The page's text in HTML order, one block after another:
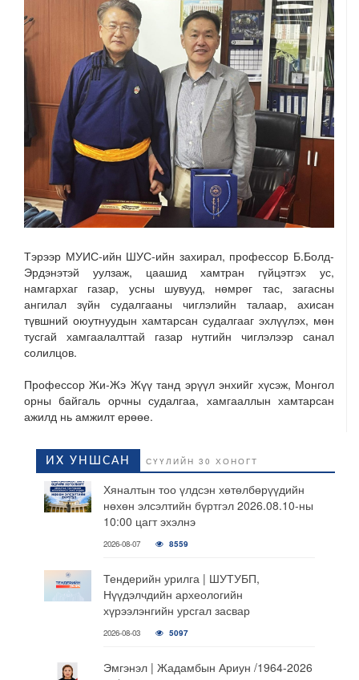
Тэрээр МУИС-ийн ШУС-ийн захирал, профессор Б.Болд-
Эрдэнэтэй уулзаж, цаашид хамтран гүйцэтгэх ус,
намгархаг газар, усны шувууд, нөмрөг тас, загасны
ангилал зүйн судалгааны чиглэлийн талаар, ахисан
түвшний оюутнуудын хамтарсан судалгааг эхлүүлэх, мөн
тусгай хамгаалалттай газар нутгийн чиглэлээр санал
солилцов.
Профессор Жи-Жэ Жүү танд эрүүл энхийг хүсэж, Монгол
орны байгаль орчны судалгаа, хамгааллын хамтарсан
ажилд нь амжилт ерөөе.
ИХ УНШСАН СҮҮЛИЙН 30 ХОНОГТ
Хяналтын тоо үлдсэн хөтөлбөрүүдийн
нөхөн элсэлтийн бүртгэл 2026.08.10-ны
10:00 цагт эхэлнэ
2026-08-07 8559
Тендерийн урилга | ШУТУБП,
Нүүдэлчдийн археологийн
хүрээлэнгийн урсгал засвар
2026-08-03 5097
Эмгэнэл | Жадамбын Ариун /1964-2026